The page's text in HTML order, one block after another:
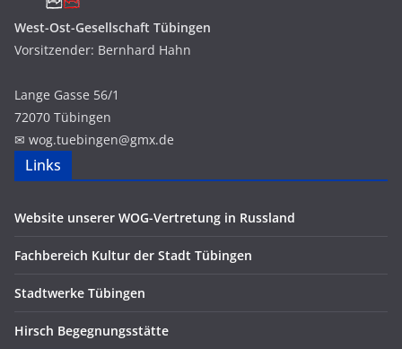
West-Ost-Gesellschaft Tübingen
Vorsitzender: Bernhard Hahn
Lange Gasse 56/1
72070 Tübingen
✉ wog.tuebingen@gmx.de
Links
Website unserer WOG-Vertretung in Russland
Fachbereich Kultur der Stadt Tübingen
Stadtwerke Tübingen
Hirsch Begegnungsstätte